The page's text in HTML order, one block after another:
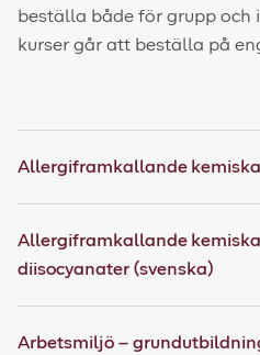
beställa både för grupp och
kurser går att beställa på
Allergiframkallande
Allergiframkallande
diisocyanater (svenska)
Arbetsmiljö –